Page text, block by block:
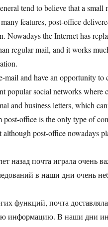
tend to believe that a
features, post-office
Nowadays the Internet has
regular mail, and it works
mail and have an opportunity
popular social networks
and business letters, which
post-office is the only type of
post-office nowadays
назад почта играла
в наши дни очень
функций, почта
информацию. В наши дни